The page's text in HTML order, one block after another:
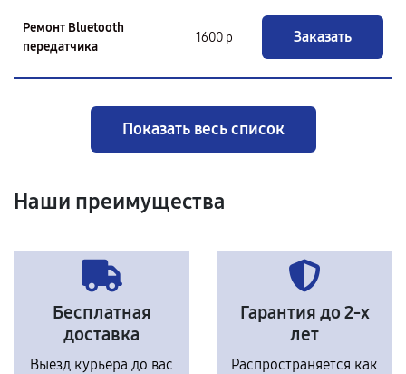
Ремонт Bluetooth
передатчика
1600 р Заказать
Показать весь список
Наши преимущества
Бесплатная
доставка
Выезд курьера до вас
Гарантия до 2-х
лет
Распространяется как